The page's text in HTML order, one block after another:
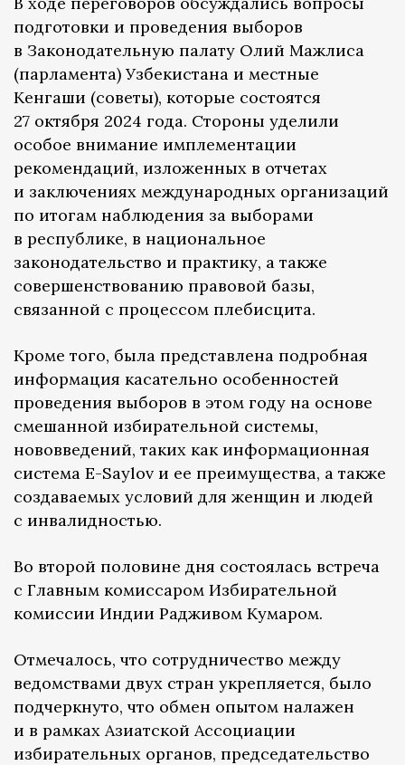
подготовки и проведения выборов
в Законодательную палату Олий Мажлиса
(парламента) Узбекистана и местные
Кенгаши (советы), которые состоятся
27 октября 2024 года. Стороны уделили
особое внимание имплементации
рекомендаций, изложенных в отчетах
и заключениях международных организаций
по итогам наблюдения за выборами
в республике, в национальное
законодательство и практику, а также
совершенствованию правовой базы,
связанной с процессом плебисцита.
Кроме того, была представлена подробная
информация касательно особенностей
проведения выборов в этом году на основе
смешанной избирательной системы,
нововведений, таких как информационная
система E-Saylov и ее преимущества, а также
создаваемых условий для женщин и людей
с инвалидностью.
Во второй половине дня состоялась встреча
с Главным комиссаром Избирательной
комиссии Индии Радживом Кумаром.
Отмечалось, что сотрудничество между
ведомствами двух стран укрепляется, было
подчеркнуто, что обмен опытом налажен
и в рамках Азиатской Ассоциации
избирательных органов, председательство